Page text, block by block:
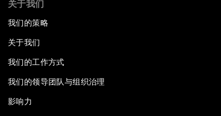
关于我们
我们的策略
关于我们
我们的工作方式
我们的领导团队与组织治理
影响力